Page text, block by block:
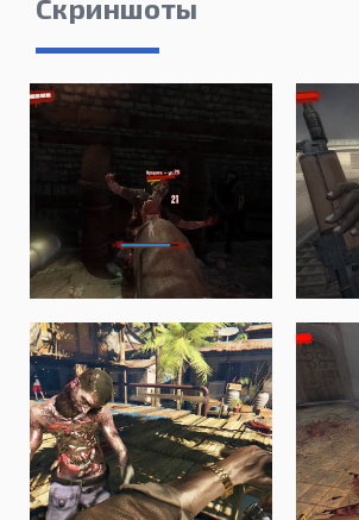
Скриншоты